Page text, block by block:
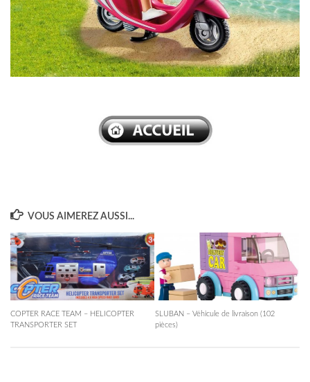
VOUS AIMEREZ AUSSI...
COPTER RACE TEAM – HELICOPTER
TRANSPORTER SET
SLUBAN – Véhicule de livraison (102
pièces)